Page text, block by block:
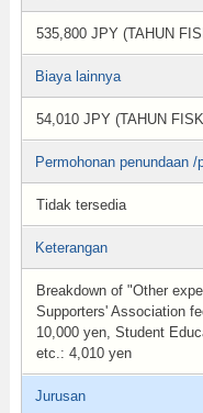
535,800 JPY (TAHUN
Biaya lainnya
54,010 JPY (TAHUN
Permohonan penundaan
Tidak tersedia
Keterangan
Breakdown of "Other
Supporters' Association
10,000 yen, Student
etc.: 4,010 yen
Jurusan